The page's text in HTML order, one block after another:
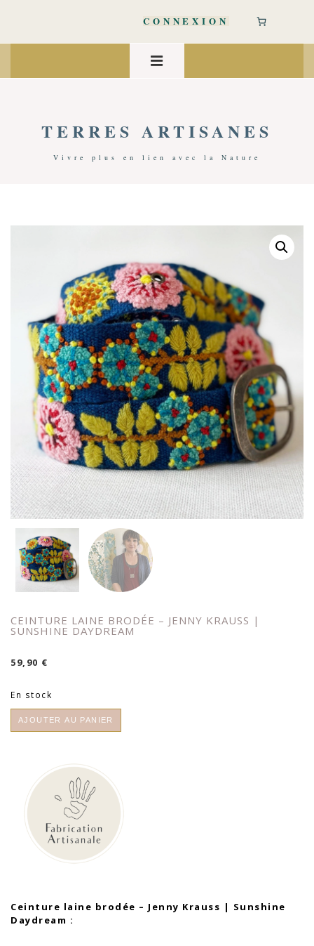
contenu
CONNEXION
TERRES ARTISANES
Vivre plus en lien avec la Nature
CEINTURE LAINE BRODÉE – JENNY KRAUSS |
SUNSHINE DAYDREAM
59,90 €
En stock
quantité
Jenny
Krauss
Sunshine
Daydream
AJOUTER AU PANIER
Ceinture laine brodée – Jenny Krauss | Sunshine
Daydream :